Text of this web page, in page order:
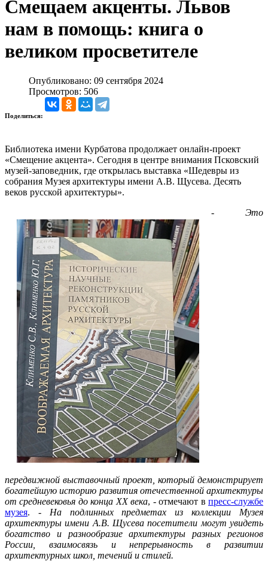
Смещаем акценты. Львов
нам в помощь: книга о
великом просветителе
Опубликовано: 09 сентября 2024
Просмотров: 506
Поделиться:
Библиотека имени Курбатова продолжает онлайн-проект
«Смещение акцента». Сегодня в центре внимания Псковский
музей-заповедник, где открылась выставка «Шедевры из
собрания Музея архитектуры имени А.В. Щусева. Десять
веков русской архитектуры».
- Это
передвижной выставочный проект, который демонстрирует
богатейшую историю развития отечественной архитектуры
от средневековья до конца ХХ века, - отмечают впресс-службе
музея. - На подлинных предметах из коллекции Музея
архитектуры имени А.В. Щусева посетители могут увидеть
богатство и разнообразие архитектуры разных регионов
России, взаимосвязь и непрерывность в развитии
архитектурных школ, течений и стилей.